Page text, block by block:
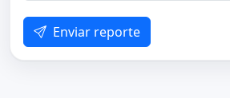
Enviar reporte